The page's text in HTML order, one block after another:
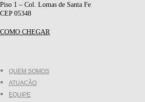
Piso 1 – Col. Lomas de Santa Fe
CEP 05348
COMO CHEGAR
QUEM SOMOS
ATUAÇÃO
EQUIPE